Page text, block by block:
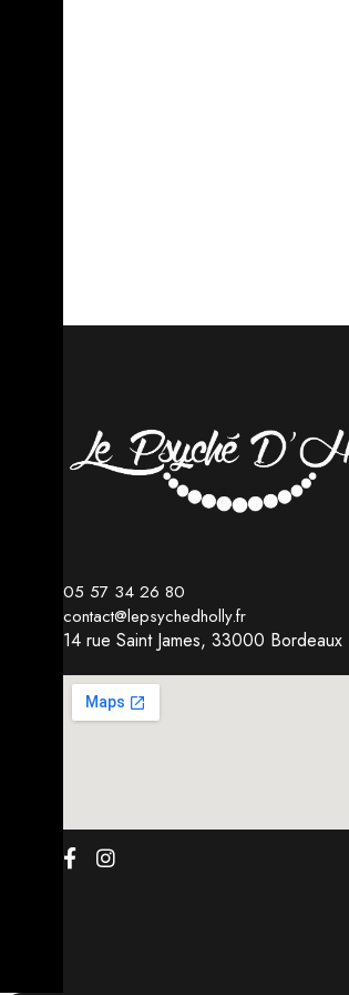
05 57 34 26 80
contact@lepsychedholly.fr
14 rue Saint James, 33000 Bordeaux